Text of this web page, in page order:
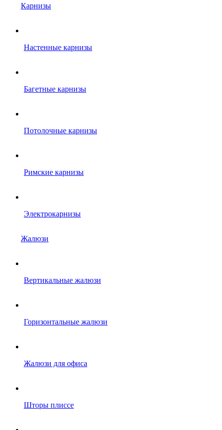
Карнизы
Настенные карнизы
Багетные карнизы
Потолочные карнизы
Римские карнизы
Электрокарнизы
Жалюзи
Вертикальные жалюзи
Горизонтальные жалюзи
Жалюзи для офиса
Шторы плиссе